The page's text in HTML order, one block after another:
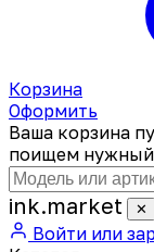
Корзина
Оформить
Ваша корзина
поищем нужный
ink.market ✕
Войти или